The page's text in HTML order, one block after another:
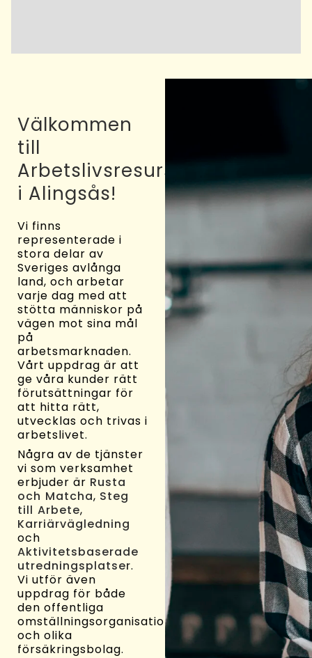
Välkommen
till
Arbetslivsresurs
i Alingsås!
Vi finns
representerade i
stora delar av
Sveriges avlånga
land, och arbetar
varje dag med att
stötta människor på
vägen mot sina mål
på
arbetsmarknaden.
Vårt uppdrag är att
ge våra kunder rätt
förutsättningar för
att hitta rätt,
utvecklas och trivas i
arbetslivet.
Några av de tjänster
vi som verksamhet
erbjuder är Rusta
och Matcha, Steg
till Arbete,
Karriärvägledning
och
Aktivitetsbaserade
utredningsplatser.
Vi utför även
uppdrag för både
den offentliga
omställningsorganisationen
och olika
försäkringsbolag.